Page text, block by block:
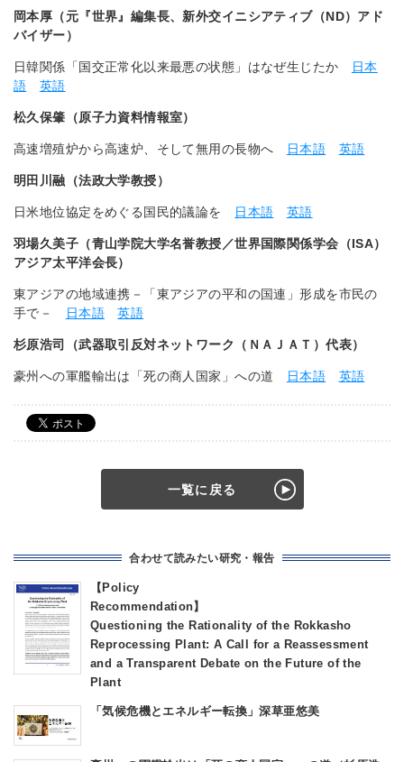
岡本厚（元『世界』編集長、新外交イニシアティブ（ND）アド
バイザー）
日韓関係「国交正常化以来最悪の状態」はなぜ生じたか
日本
語
英語
松久保肇（原子力資料情報室）
高速増殖炉から高速炉、そして無用の長物へ 日本語 英語
明田川融（法政大学教授）
日米地位協定をめぐる国民的議論を 日本語 英語
羽場久美子（青山学院大学名誉教授／世界国際関係学会（ISA）
アジア太平洋会長）
東アジアの地域連携－「東アジアの平和の国連」形成を市民の
手で－
日本語 英語
杉原浩司（武器取引反対ネットワーク（ＮＡＪＡＴ）代表）
豪州への軍艦輸出は「死の商人国家」への道 日本語 英語
一覧に戻る
合わせて読みたい研究・報告
【Policy
Questioning the Rationality of the Rokkasho
Reprocessing Plant: A Call for a Reassessment
and a Transparent Debate on the Future of the
Plant
「気候危機とエネルギー転換」深草亜悠美